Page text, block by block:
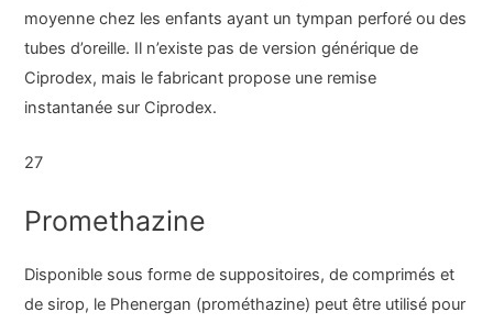
moyenne chez les enfants ayant un tympan perforé ou des
tubes d’oreille. Il n’existe pas de version générique de
Ciprodex, mais le fabricant propose une remise
instantanée sur Ciprodex.
27
Promethazine
Disponible sous forme de suppositoires, de comprimés et
de sirop, le Phenergan (prométhazine) peut être utilisé pour